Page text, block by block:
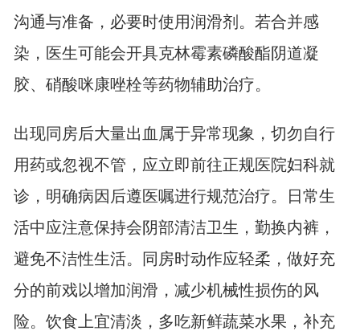
沟通与准备，必要时使用润滑剂。若合并感
染，医生可能会开具克林霉素磷酸酯阴道凝
胶、硝酸咪康唑栓等药物辅助治疗。
出现同房后大量出血属于异常现象，切勿自行
用药或忽视不管，应立即前往正规医院妇科就
诊，明确病因后遵医嘱进行规范治疗。日常生
活中应注意保持会阴部清洁卫生，勤换内裤，
避免不洁性生活。同房时动作应轻柔，做好充
分的前戏以增加润滑，减少机械性损伤的风
险。饮食上宜清淡，多吃新鲜蔬菜水果，补充